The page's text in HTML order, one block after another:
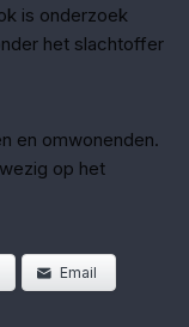
is onderzoek
het slachtoffer
en omwonenden.
op het
Email